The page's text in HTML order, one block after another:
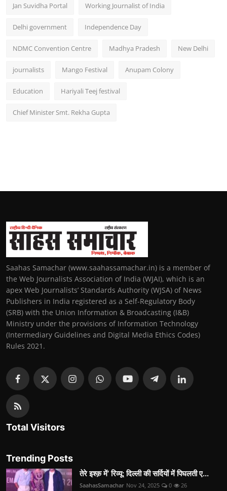
Jan Suvidha Portal Working Journalist of India
Delhi government Independence Day
NDMC Convention Centre Madhya Pradesh New Delhi
journalists Mango Festival Anupam Colony
Education Hariyali Teej festival
Chief Minister Smt. Rekha Gupta
Saahas Samachar (www.saahassamachar.in) is a member of
the Web Journalists Association of India (WJAI), which is an
apex Web Journalists’ Standards Authority (WJSA) of News
Publishers in India registered as a Self-Regulatory Body
(SRB) with the Union Information & Broadcasting (I&B)
Ministry under the provisions of Information Technology
(Intermediary Guidelines and Digital Media Ethics Codes)
Rules 2021.
Total Visitors
Trending Posts
तेरे इश्क़ में’ रिव्यू: दिल्ली की सर्दियों में पिघलती ए...
SaahasSamachar Nov 24, 2025 0 26